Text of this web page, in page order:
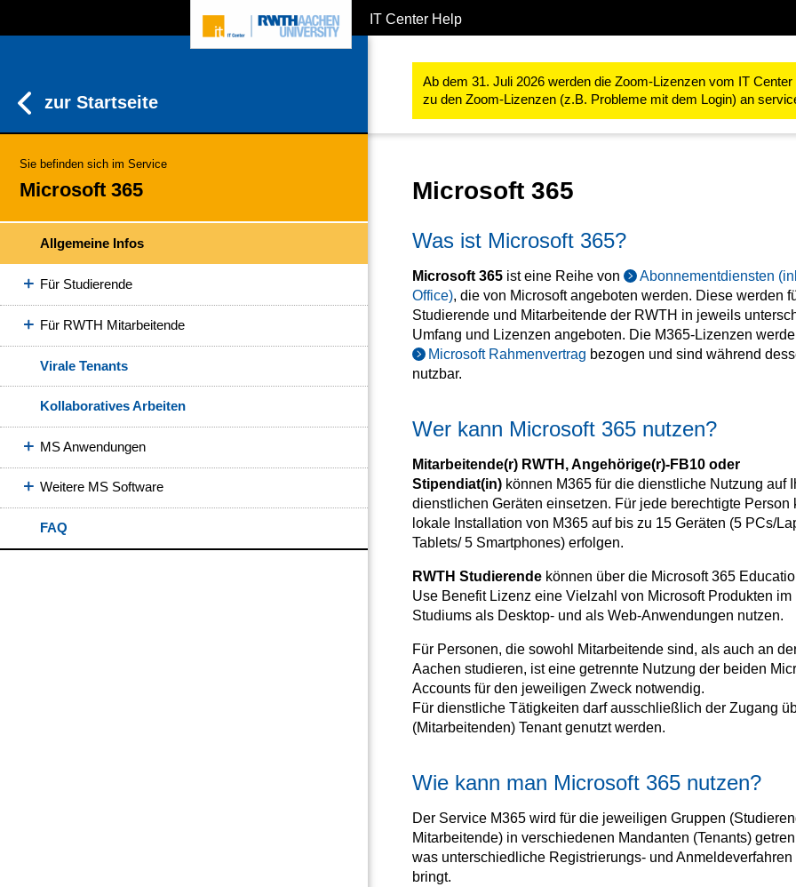
IT Center Help
zur Startseite
Sie befinden sich im Service
Microsoft 365
Allgemeine Infos
Für Studierende
Für RWTH Mitarbeitende
Virale Tenants
Kollaboratives Arbeiten
MS Anwendungen
Weitere MS Software
FAQ
Ab dem 31. Juli 2026 werden die Zoom-Lizenzen vom IT
zu den Zoom-Lizenzen (z.B. Probleme mit dem Login) an
Beschaffung & Software Microsoft 365
Microsoft 365
Was ist Microsoft 365?
Microsoft 365 ist eine Reihe von
Abonnementdiensten
Office), die von Microsoft angeboten werden. Diese werden
Studierende und Mitarbeitende der RWTH in jeweils
Umfang und Lizenzen angeboten. Die M365-Lizenzen
Microsoft Rahmenvertrag bezogen und sind während
nutzbar.
Wer kann Microsoft 365 nutzen?
Mitarbeitende(r) RWTH, Angehörige(r)-FB10 oder
Stipendiat(in) können M365 für die dienstliche Nutzung auf
dienstlichen Geräten einsetzen. Für jede berechtigte Person
lokale Installation von M365 auf bis zu 15 Geräten (5 PCs/
Tablets/ 5 Smartphones) erfolgen.
RWTH Studierende können über die Microsoft 365
Use Benefit Lizenz eine Vielzahl von Microsoft Produkten im
Studiums als Desktop- und als Web-Anwendungen nutzen.
Für Personen, die sowohl Mitarbeitende sind, als auch an
Aachen studieren, ist eine getrennte Nutzung der beiden
Accounts für den jeweiligen Zweck notwendig.
Für dienstliche Tätigkeiten darf ausschließlich der Zugang
(Mitarbeitenden) Tenant genutzt werden.
Wie kann man Microsoft 365 nutzen?
Der Service M365 wird für die jeweiligen Gruppen
Mitarbeitende) in verschiedenen Mandanten (Tenants)
was unterschiedliche Registrierungs- und Anmeldeverfahren
bringt.